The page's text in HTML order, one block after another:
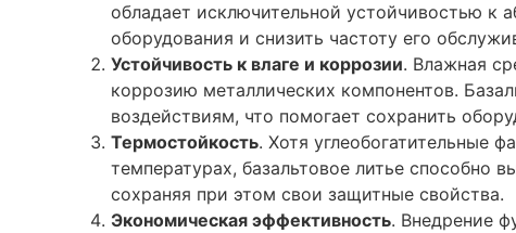
обладает исключительной устойчивостью к
оборудования и снизить частоту его
Устойчивость к влаге и коррозии. Влажная
коррозию металлических компонентов.
воздействиям, что помогает сохранить
Термостойкость. Хотя углеобогатительные
температурах, базальтовое литье способно
сохраняя при этом свои защитные свойства.
Экономическая эффективность. Внедрение